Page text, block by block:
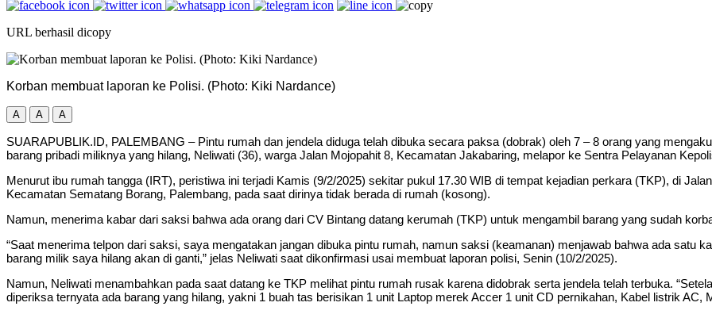
URL berhasil dicopy
Korban membuat laporan ke Polisi. (Photo: Kiki Nardance)
A A A
SUARAPUBLIK.ID, PALEMBANG – Pintu rumah dan jendela diduga telah dibuka secara paksa (dobrak) oleh 7 – 8 orang yang
barang pribadi miliknya yang hilang, Neliwati (36), warga Jalan Mojopahit 8, Kecamatan Jakabaring, melapor ke Sentra Pelayanan
Menurut ibu rumah tangga (IRT), peristiwa ini terjadi Kamis (9/2/2025) sekitar pukul 17.30 WIB di tempat kejadian perkara (TKP), di
Kecamatan Sematang Borang, Palembang, pada saat dirinya tidak berada di rumah (kosong).
Namun, menerima kabar dari saksi bahwa ada orang dari CV Bintang datang kerumah (TKP) untuk mengambil barang yang sudah
“Saat menerima telpon dari saksi, saya mengatakan jangan dibuka pintu rumah, namun saksi (keamanan) menjawab bahwa ada satu
barang milik saya hilang akan di ganti,” jelas Neliwati saat dikonfirmasi usai membuat laporan polisi, Senin (10/2/2025).
Namun, Neliwati menambahkan pada saat datang ke TKP melihat pintu rumah rusak karena didobrak serta jendela telah terbuka.
diperiksa ternyata ada barang yang hilang, yakni 1 buah tas berisikan 1 unit Laptop merek Accer 1 unit CD pernikahan, Kabel listrik AC,